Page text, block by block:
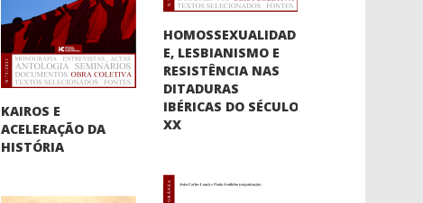
HOMOSSEXUALIDAD
E, LESBIANISMO E
RESISTÊNCIA NAS
DITADURAS
IBÉRICAS DO SÉCULO
XX
KAIROS E
ACELERAÇÃO DA
HISTÓRIA